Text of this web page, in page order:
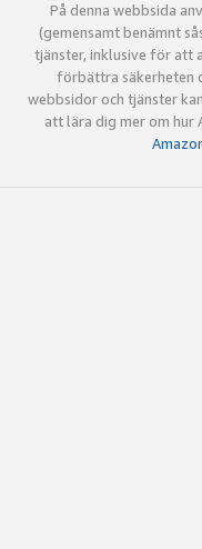
På denna webbsida
(gemensamt benämnt
tjänster, inklusive för att
förbättra säkerheten
webbsidor och tjänster
att lära dig mer om hur